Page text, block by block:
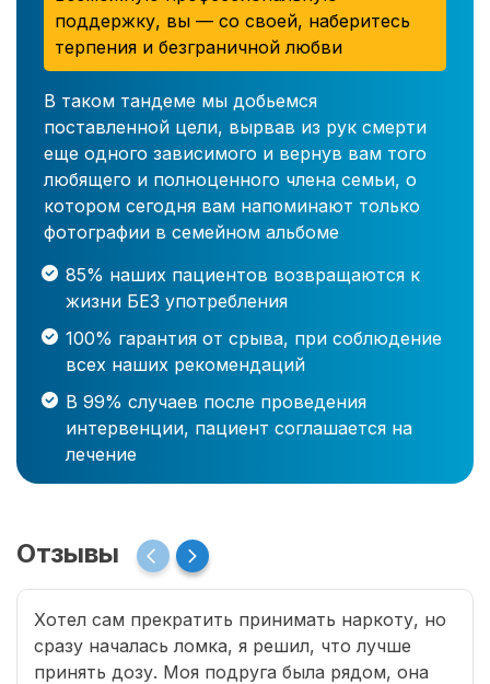
поддержку, вы — со своей, наберитесь
терпения и безграничной любви
В таком тандеме мы добьемся
поставленной цели, вырвав из рук смерти
еще одного зависимого и вернув вам того
любящего и полноценного члена семьи, о
котором сегодня вам напоминают только
фотографии в семейном альбоме
85% наших пациентов возвращаются к
жизни БЕЗ употребления
100% гарантия от срыва, при соблюдение
всех наших рекомендаций
В 99% случаев после проведения
интервенции, пациент соглашается на
лечение
Отзывы
Хотел сам прекратить принимать наркоту, но
сразу началась ломка, я решил, что лучше
принять дозу. Моя подруга была рядом, она